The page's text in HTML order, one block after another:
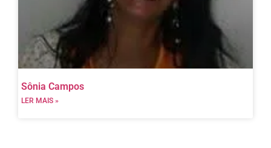
Sônia Campos
LER MAIS »